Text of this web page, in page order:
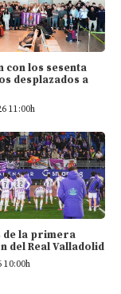
con los sesenta
desplazados a
11:00h
de la primera
del Real Valladolid
10:00h